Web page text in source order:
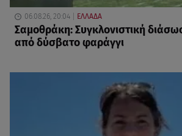
06.08.26, 20:04 ΕΛΛΑΔΑ
Σαμοθράκη: Συγκλονιστική
από δύσβατο φαράγγι